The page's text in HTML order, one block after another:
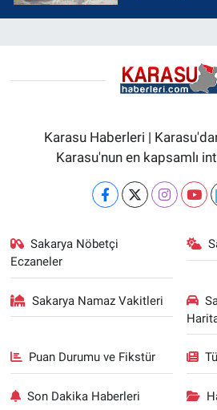
Karasu Haberleri |
Karasu'nun en kapsamlı
Sakarya Nöbetçi
Eczaneler
Sakarya Namaz Vakitleri
Puan Durumu ve Fikstür
Son Dakika Haberleri